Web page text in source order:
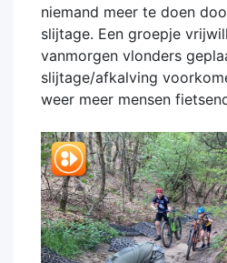
niemand meer te doen
slijtage. Een groepje
vanmorgen vlonders
slijtage/afkalving
weer meer mensen